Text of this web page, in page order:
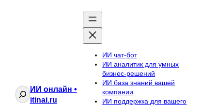
ПоискИИ онлайн •
itinai.ru
ИИ чат-бот
ИИ аналитик для умных
бизнес-решений
ИИ база знаний вашей
компании
ИИ поддержка для вашего